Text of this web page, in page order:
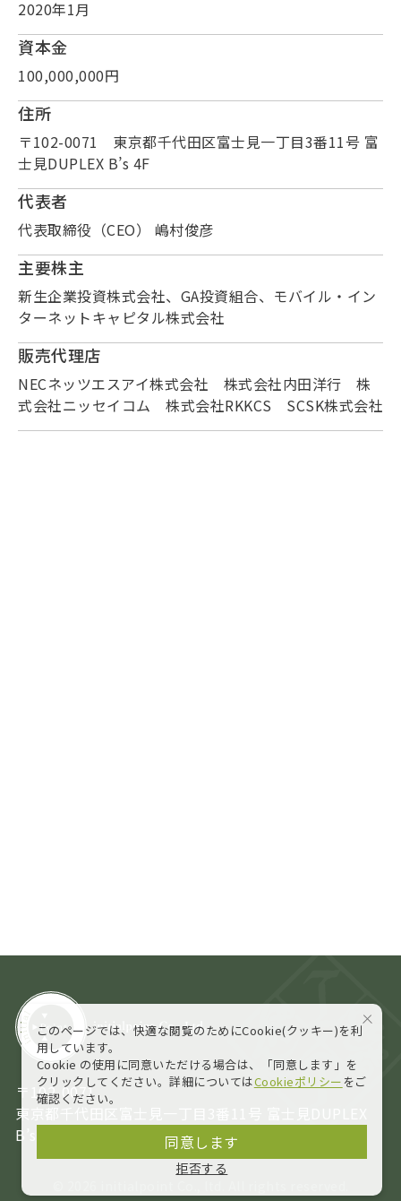
2020年1月
資本金
100,000,000円
住所
〒102-0071 東京都千代田区富士見一丁目3番11号 富
士見DUPLEX B’s 4F
代表者
代表取締役（CEO） 嶋村俊彦
主要株主
新生企業投資株式会社、GA投資組合、モバイル・イン
ターネットキャピタル株式会社
販売代理店
NECネッツエスアイ株式会社 株式会社内田洋行 株
式会社ニッセイコム 株式会社RKKCS SCSK株式会社
〒102-0071
東京都千代田区富士見一丁目3番11号 富士見DUPLEX
B’s 4F
このページでは、快適な閲覧のためにCookie(クッキー)を利
用しています。
Cookie の使用に同意いただける場合は、「同意します」を
クリックしてください。詳細についてはCookieポリシー をご
確認ください。
拒否する
同意します